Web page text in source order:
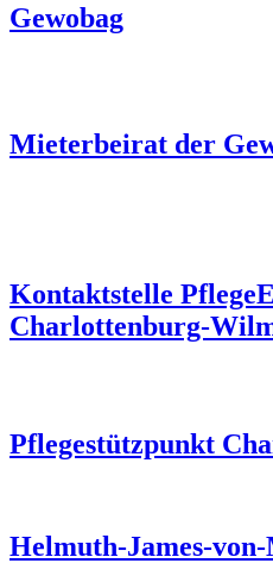
Gewobag
Mieterbeirat der
Kontaktstelle
Charlottenburg-
Pflegestützpunkt
Helmuth-James-